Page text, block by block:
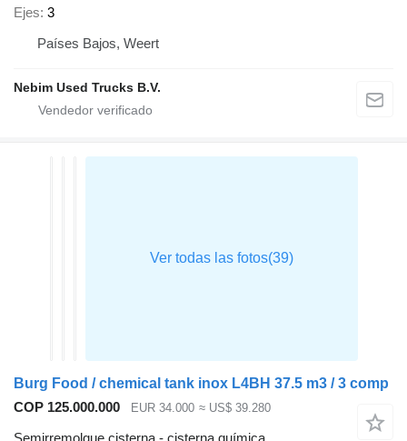
Ejes 3
Países Bajos, Weert
Nebim Used Trucks B.V.
Burg Food / chemical tank inox L4BH 37.5 m3 / 3 comp
COP 125.000.000
EUR 34.000 ≈ US$ 39.280